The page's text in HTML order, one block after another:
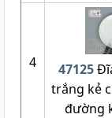
4 47125
trắng kẻ
đường